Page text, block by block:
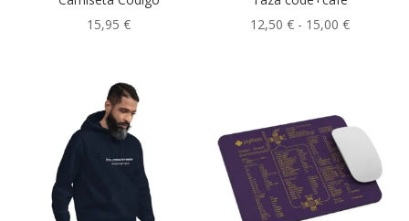
15,95€
12,50€ - 15,00€Rango
hasta
15,00 €